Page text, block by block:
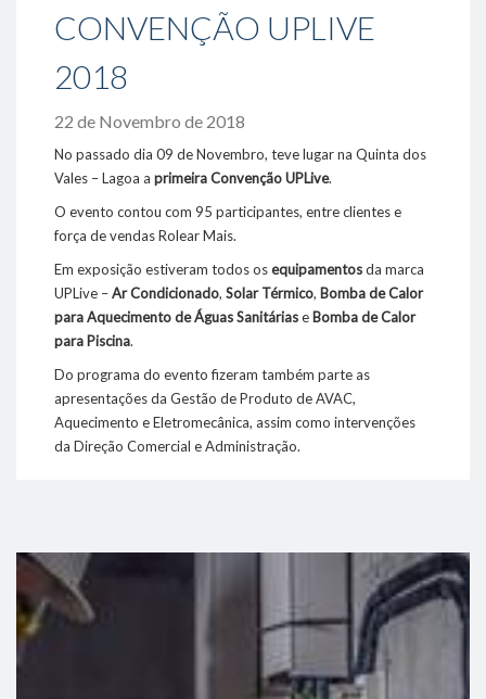
- Oportunidades / Ofertas disponíveis
Sustentabilidade
- Ambiente
- Eficiência Energética
- Fornecedores
Projetos de referência
Media
- Notícias
- Fotos & Videos
Contactos
289 860 300
contacto@rolear.pt
CONVENÇÃO UPLIVE
2018
22 de Novembro de 2018
No passado dia 09 de Novembro, teve lugar na Quinta dos
Vales – Lagoa a primeira Convenção UPLive.
O evento contou com 95 participantes, entre clientes e
força de vendas Rolear Mais.
Em exposição estiveram todos osequipamentosda marca
UPLive –Ar Condicionado, Solar Térmico, Bomba de Calor
para Aquecimento de Águas Sanitáriase Bomba de Calor
para Piscina.
Do programa do evento fizeram também parte as
apresentações da Gestão de Produto de AVAC,
Aquecimento e Eletromecânica, assim como intervenções
da Direção Comercial e Administração.
link